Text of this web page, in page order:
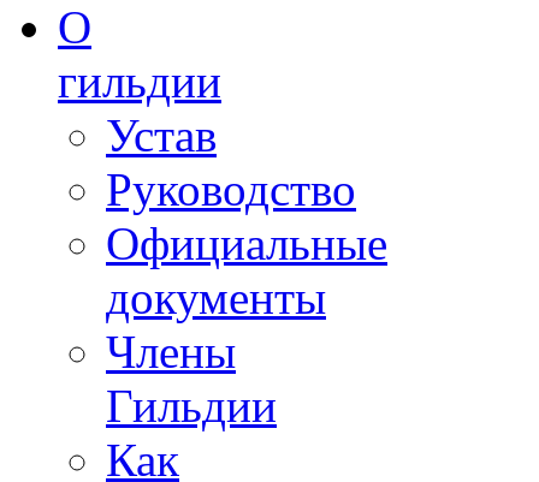
О
гильдии
Устав
Руководство
Официальные
документы
Члены
Гильдии
Как